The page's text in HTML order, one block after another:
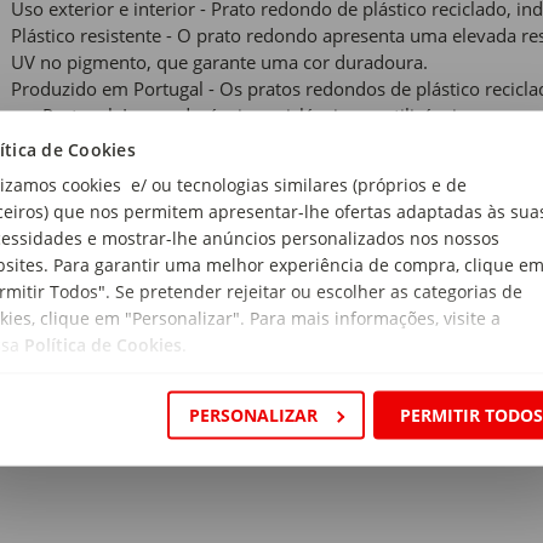
de Cookies
cookies e/ ou tecnologias similares (próprios e de
que nos permitem apresentar-lhe ofertas adaptadas às
e mostrar-lhe anúncios personalizados nos nossos
Para garantir uma melhor experiência de compra, clique em
Todos". Se pretender rejeitar ou escolher as categorias de
clique em "Personalizar". Para mais informações, visite a
Política de Cookies
PERSONALIZAR PERMITIR TODOS
Uso exterior e interior - Prato redondo de plástico reciclado,
Plástico resistente - O prato redondo apresenta uma elevada
UV no pigmento, que garante uma cor duradoura.
Produzido em Portugal - Os pratos redondos de plástico
em Portugal. Leves, duráveis, recicláveis e reutilizáveis.
Volume - 0,11L
Medidas exteriores - Diâmetro: 11,5cm x Profundidade:
Medidas interiores - Diâmetro: 10,3cm x Profundidade:
de produto:
para Vasos